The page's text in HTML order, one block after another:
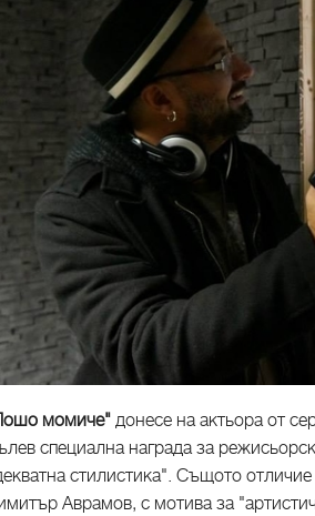
момиче" донесе на актьора от
специална награда за
стилистика". Същото
Аврамов, с мотива за